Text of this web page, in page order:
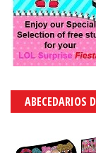
ABECEDARIOS